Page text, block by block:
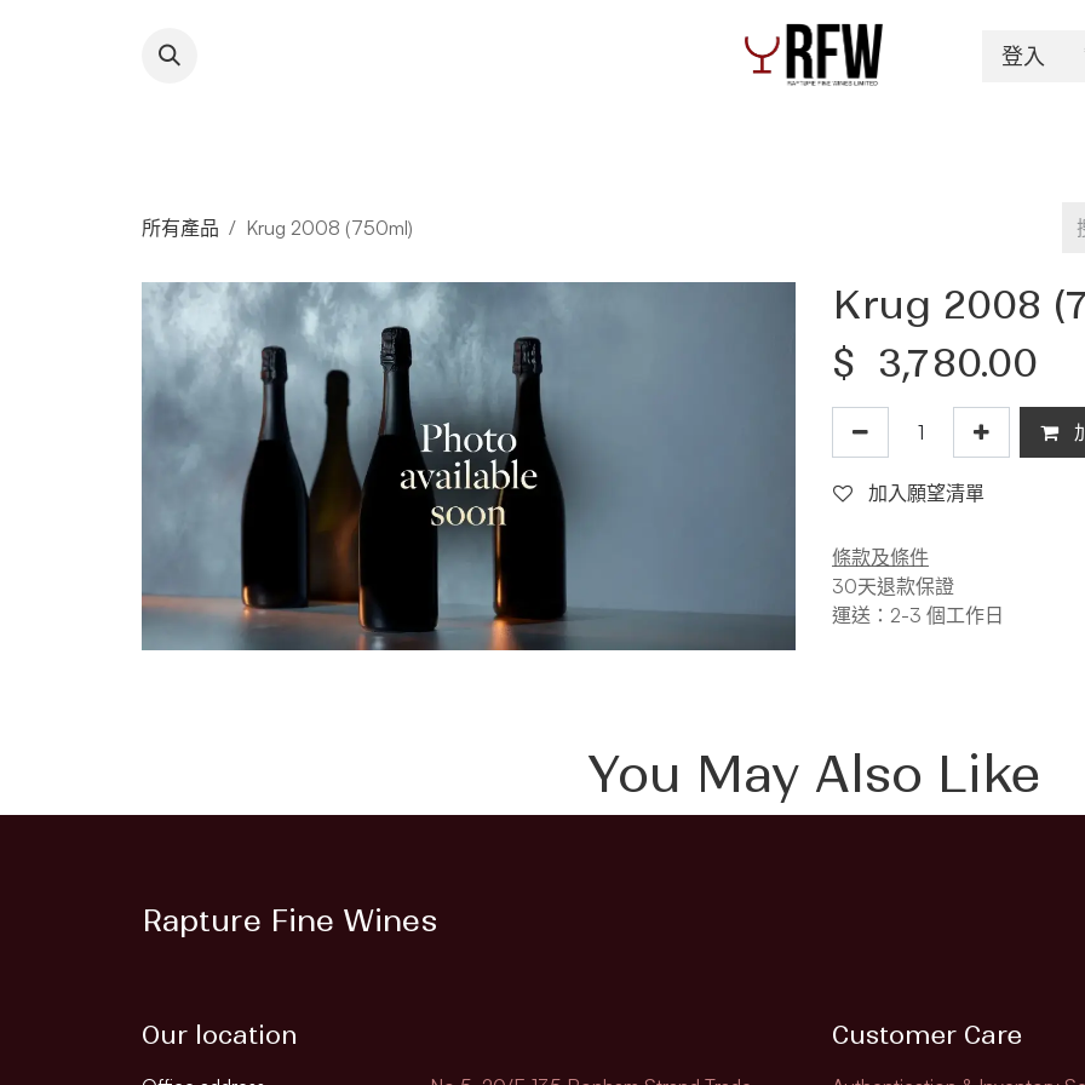
登入
所有產品 Krug 2008 (750ml)
Krug 2008
$ 3,780.00
加入願望清單
條款及條件
30天退款保證
運送：2-3 個工作日
You May Also Like
Rapture Fine Wines
Our location Customer Care